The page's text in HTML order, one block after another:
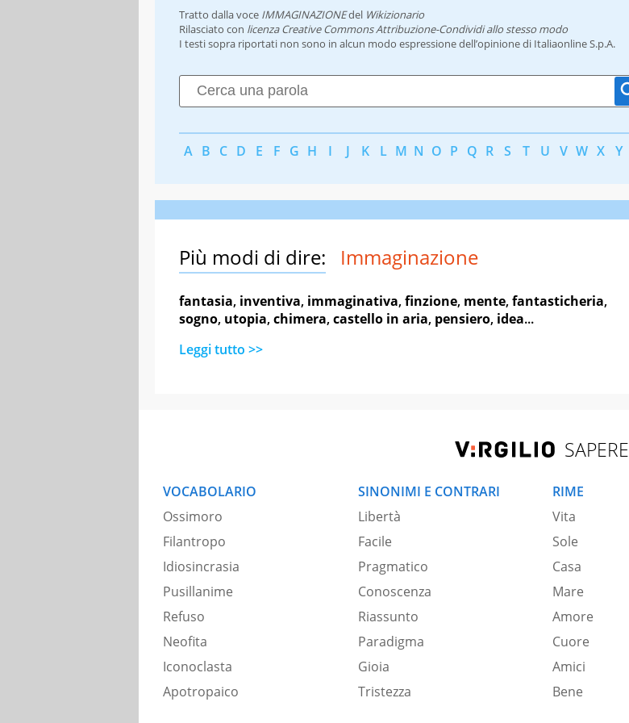
Tratto dalla voce IMMAGINAZIONEdel Wikizionario
Rilasciato con licenza Creative Commons Attribuzione-Condividi allo stesso modo
I testi sopra riportati non sono in alcun modo espressione dell’opinione di Italiaonline S.p.A.
A B C D E F G H I J K L M N O P Q R S T U V W X Y
Più modi di dire: Immaginazione
fantasia, inventiva, immaginativa,finzione, mente,fantasticheria,
sogno, utopia,chimera,castello in aria, pensiero, idea...
Leggi tutto >>
SAPERE
VOCABOLARIO
Ossimoro
Filantropo
Idiosincrasia
Pusillanime
Refuso
Neofita
Iconoclasta
Apotropaico
SINONIMI E CONTRARI
Libertà
Facile
Pragmatico
Conoscenza
Riassunto
Paradigma
Gioia
Tristezza
RIME
Vita
Sole
Casa
Mare
Amore
Cuore
Amici
Bene